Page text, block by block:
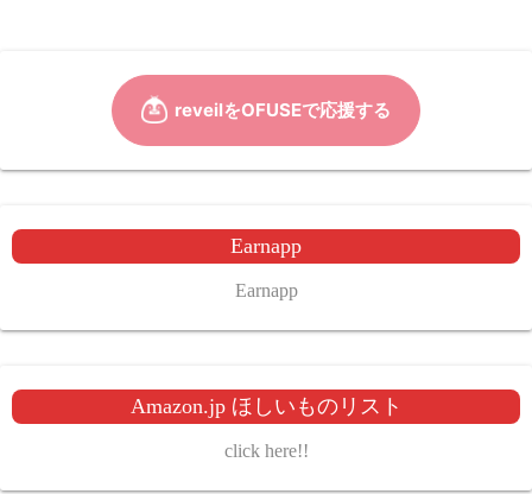
Earnapp
Earnapp
Amazon.jp ほしいものリスト
click here!!